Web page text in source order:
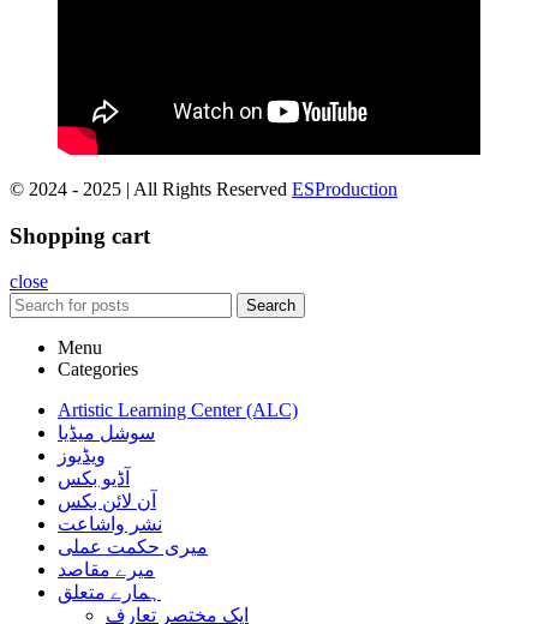
© 2024 - 2025 | All Rights Reserved ESProduction
Shopping cart
close
Search
Menu
Categories
Artistic Learning Center (ALC)
سوشل میڈیا
ویڈیوز
آڈیو بکس
آن لائن بکس
نشر واشاعت
میری حکمت عملی
میرے مقاصد
ہمارے متعلق
ایک مختصر تعارف